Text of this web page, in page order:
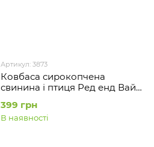
Артикул: 3873
Ковбаса сирокопчена
свинина і птиця Ред енд Вайт
ґатунку
399 грн
В наявності